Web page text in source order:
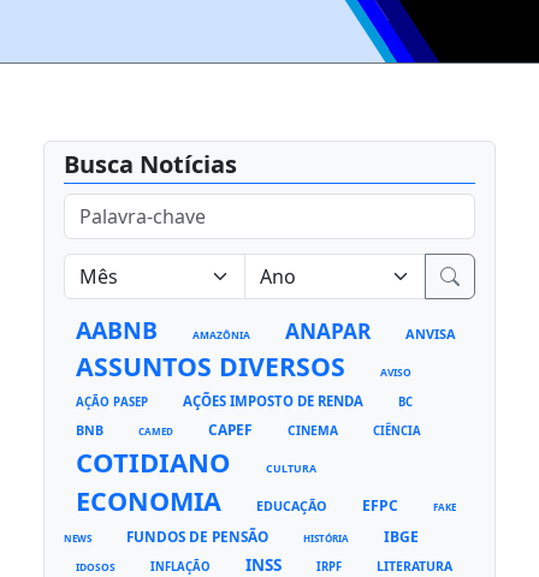
Busca Notícias
AABNB AMAZÔNIA ANAPAR ANVISA
ASSUNTOS DIVERSOS AVISO
AÇÃO PASEP AÇÕES IMPOSTO DE RENDA BC
BNB CAMED CAPEF CINEMA CIÊNCIA
COTIDIANO CULTURA
ECONOMIA EDUCAÇÃO EFPC FAKE
NEWS FUNDOS DE PENSÃO HISTÓRIA IBGE
IDOSOS INFLAÇÃO INSS IRPF LITERATURA